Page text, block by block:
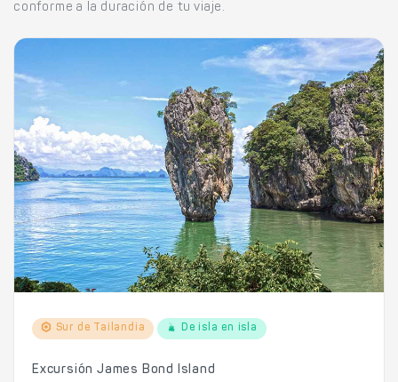
conforme a la duración de tu viaje.
Sur de Tailandia De isla en isla
Excursión James Bond Island